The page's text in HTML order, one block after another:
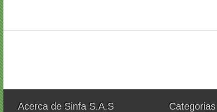
Acerca de Sinfa S.A.S Categorias